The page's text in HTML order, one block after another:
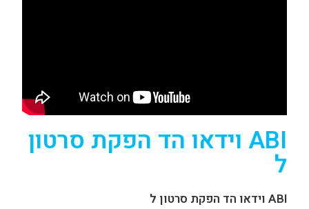
ABI וידאו הד הפקת סרטון
ל
ABI וידאו הד הפקת סרטון ל